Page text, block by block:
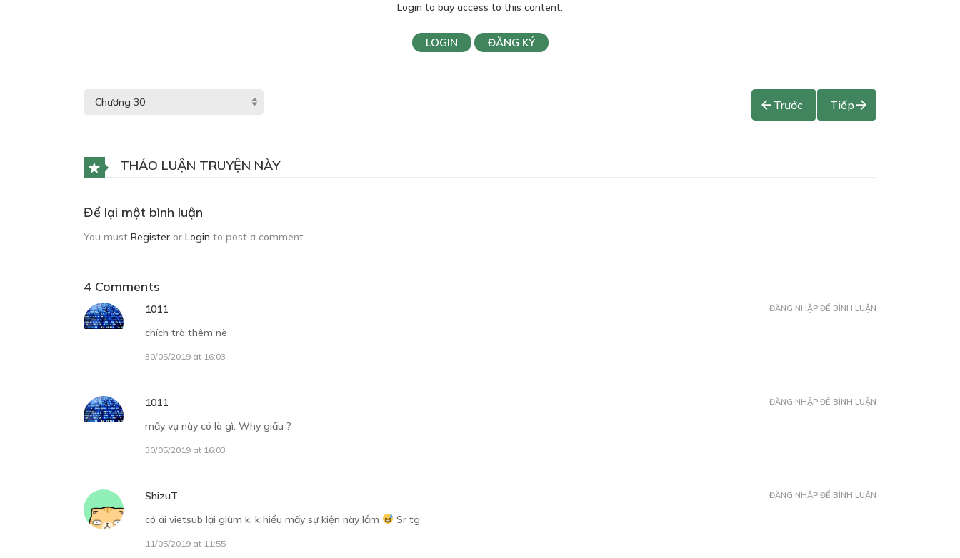
Login to buy access to this content.
LOGIN ĐĂNG KÝ
Trước Tiếp
THẢO LUẬN TRUYỆN NÀY
Để lại một bình luận
You must Register or Login to post a comment.
4 Comments
1011
chích trà thêm nè
30/05/2019 at 16:03
ĐĂNG NHẬP ĐỂ BÌNH LUẬN
1011
mấy vụ này có là gì. Why giấu ?
30/05/2019 at 16:03
ĐĂNG NHẬP ĐỂ BÌNH LUẬN
ShizuT
có ai vietsub lại giùm k, k hiểu mấy sự kiện này lắm
Sr tg
11/05/2019 at 11:55
ĐĂNG NHẬP ĐỂ BÌNH LUẬN